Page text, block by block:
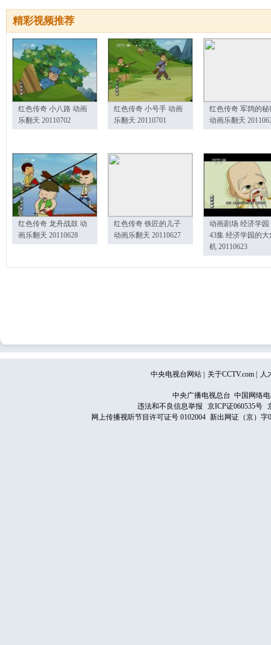
精彩视频推荐
红色传奇 小八路 动画
乐翻天 20110702
红色传奇 小号手 动画
乐翻天 20110701
红色传奇 军鸽的秘
动画乐翻天
红色传奇 龙舟战鼓 动
画乐翻天 20110628
红色传奇 铁匠的儿子
动画乐翻天 20110627
动画剧场 经济学园
43集 经济学园的大
机 20110623
中央电视台网站 关于CCTV.com 人
中央广播电视总台 中国网络
违法和不良信息举报
京ICP证060535号
网上传播视听节目许可证号 0102004 新出网证（京）